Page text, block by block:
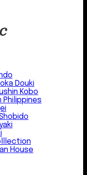
Douki
Kobo
Philippines
House